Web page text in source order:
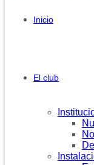
Inicio
El club